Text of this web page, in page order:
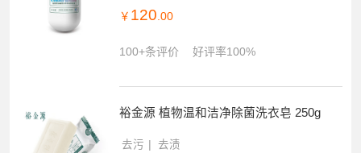
￥ 120 .00
100+条评价 好评率100%
裕金源 植物温和洁净除菌洗衣皂 250g
去污 去渍